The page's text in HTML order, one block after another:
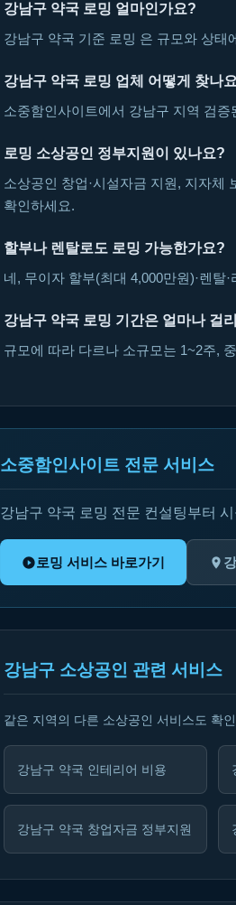
강남구 약국 로밍 얼마인가요?
강남구 약국 기준 로밍 은 규모와 상태
강남구 약국 로밍 업체 어떻게 찾나
소중함인사이트에서 강남구 지역 검
로밍 소상공인 정부지원이 있나요?
소상공인 창업·시설자금 지원, 지자체
확인하세요.
할부나 렌탈로도 로밍 가능한가요?
네, 무이자 할부(최대 4,000만원)·렌탈
강남구 약국 로밍 기간은 얼마나 걸
규모에 따라 다르나 소규모는 1~2주,
소중함인사이트 전문 서비스
강남구 약국 로밍 전문 컨설팅부터
로밍 서비스 바로가기
강남구 소상공인 관련 서비스
같은 지역의 다른 소상공인 서비스도 확인
강남구 약국 인테리어 비용
강남구 약국 창업자금 정부지원